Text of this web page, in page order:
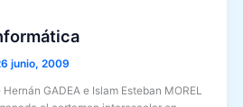
junio, 2009
GADEA e Islam Esteban MOREL